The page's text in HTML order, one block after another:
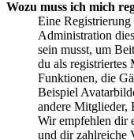
Wozu muss ich mich
Eine
Administration
sein musst, um
du als
Funktionen, die
Beispiel
andere Mitglieder,
Wir empfehlen dir
und dir zahlreiche